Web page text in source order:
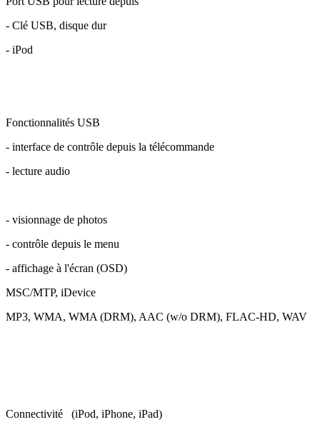
- Clé USB, disque dur
- iPod
Fonctionnalités USB
- interface de contrôle depuis la télécommande
- lecture audio
- visionnage de photos
- contrôle depuis le menu
- affichage à l'écran (OSD)
MSC/MTP, iDevice
MP3, WMA, WMA (DRM), AAC (w/o DRM), FLAC-HD, WAV
Connectivité (iPod, iPhone, iPad)